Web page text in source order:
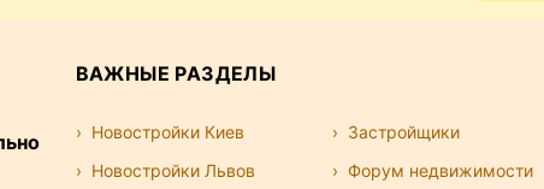
ВАЖНЫЕ РАЗДЕЛЫ
Новостройки Киев
Новостройки Львов
Застройщики
Форум недвижимости